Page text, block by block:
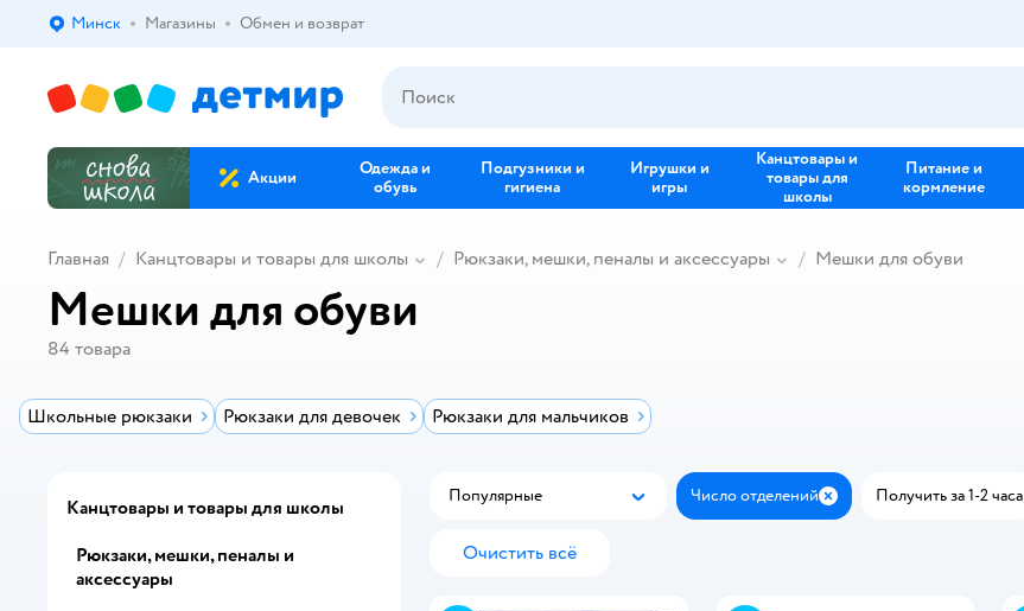
Выбор адреса доставки.
Минск Магазины Обмен и возврат
Акции
Одежда и
обувь
Подгузники и
гигиена
Игрушки и
игры
Канцтовары и
товары для
школы
Питание и
кормление
Главная Канцтовары и товары для школы Рюкзаки, мешки, пеналы и аксессуары Мешки для обуви
Мешки для обуви
84 товара
Школьные рюкзаки Рюкзаки для девочек Рюкзаки для мальчиков
Популярные
Популярные Число отделений ЗакрытьПолучить за 1-2 часа
Очистить всё
Канцтовары и товары для школы
Рюкзаки, мешки, пеналы и
аксессуары